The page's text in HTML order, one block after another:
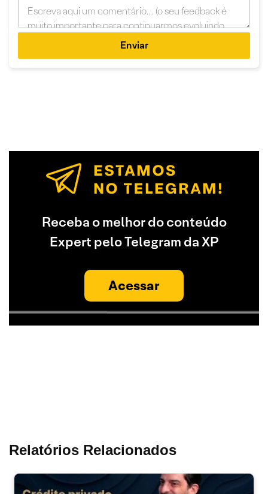
Enviar
Receba o melhor do conteúdo
Expert pelo Telegram da XP
Acessar
Relatórios Relacionados